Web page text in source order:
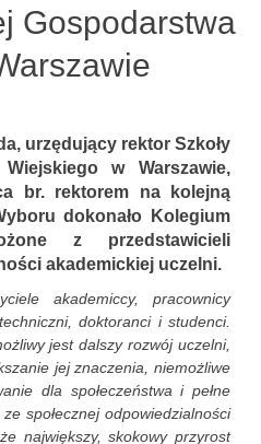
Gospodarstwa
urzędujący rektor Szkoły
w Warszawie,
br. rektorem na kolejną
dokonało Kolegium
z przedstawicieli
akademickiej uczelni.
akademiccy, pracownicy
doktoranci i studenci.
jest dalszy rozwój uczelni,
jej znaczenia, niemożliwe
dla społeczeństwa i pełne
społecznej odpowiedzialności
największy, skokowy przyrost